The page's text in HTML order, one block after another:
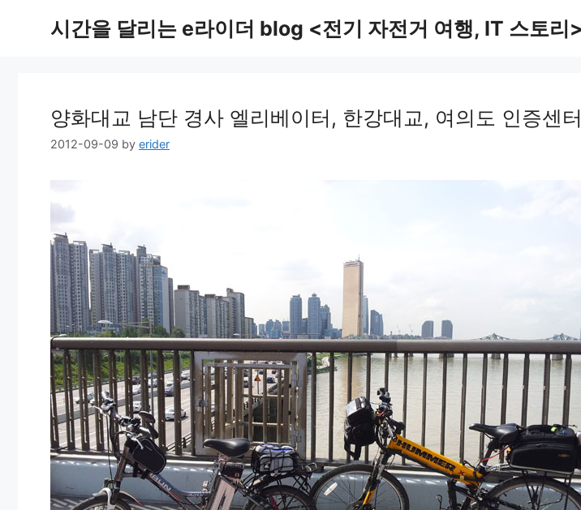
시간을 달리는 e라이더 blog <전기 자전거 여행, IT 스토리>
양화대교 남단 경사 엘리베이터, 한강대교, 여의도 인증센터
2012-09-09 by erider